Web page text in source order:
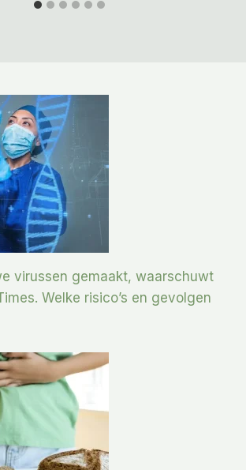
virussen gemaakt, waarschuwt
Welke risico’s en gevolgen